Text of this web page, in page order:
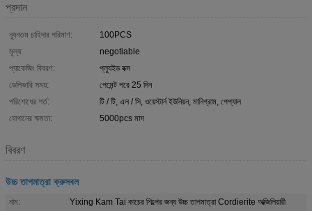
প্রদান
ন্যূনতম চাহিদার পরিমাণ:
100PCS
মূল্য:
negotiable
প্যাকেজিং বিবরণ:
প্ল্যুইড বক্স
ডেলিভারি সময়:
পেমেন্ট পরে 25 দিন
পরিশোধের শর্ত:
টি / টি, এল / সি, ওয়েস্টার্ন ইউনিয়ন, মানিগ্রাম, পেপ্যাল
যোগানের ক্ষমতা:
5000pcs মাস
বিবরণ
উচ্চ তাপমাত্রা ক্রুসবল
নাম:
Yixing Kam Tai কাচের শিল্পের জন্য উচ্চ তাপমাত্রা Cordierite অক্জিলিয়ারী